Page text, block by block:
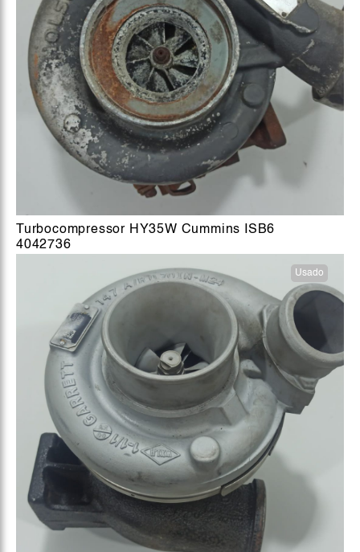
Turbocompressor HY35W Cummins ISB6
4042736
Usado